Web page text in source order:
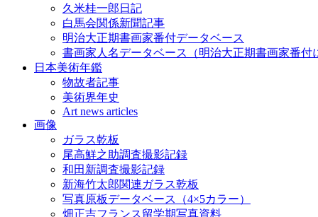
久米桂一郎日記
白馬会関係新聞記事
明治大正期書画家番付データベース
書画家人名データベース（明治大正期書画家番付
日本美術年鑑
物故者記事
美術界年史
Art news articles
画像
ガラス乾板
尾高鮮之助調査撮影記録
和田新調査撮影記録
新海竹太郎関連ガラス乾板
写真原板データベース（4×5カラー）
畑正吉フランス留学期写真資料